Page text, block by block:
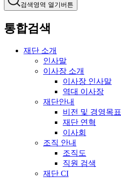
검색영역 열기버튼
통합검색
재단 소개
인사말
이사장 소개
이사장 인사말
역대 이사장
재단안내
비전 및 경영목표
재단 연혁
이사회
조직 안내
조직도
직원 검색
재단 CI